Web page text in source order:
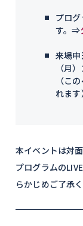
プロ
す。⇒
来場
（月
（こ
れます
本イベントは対
プログラムの
らかじめご了承く